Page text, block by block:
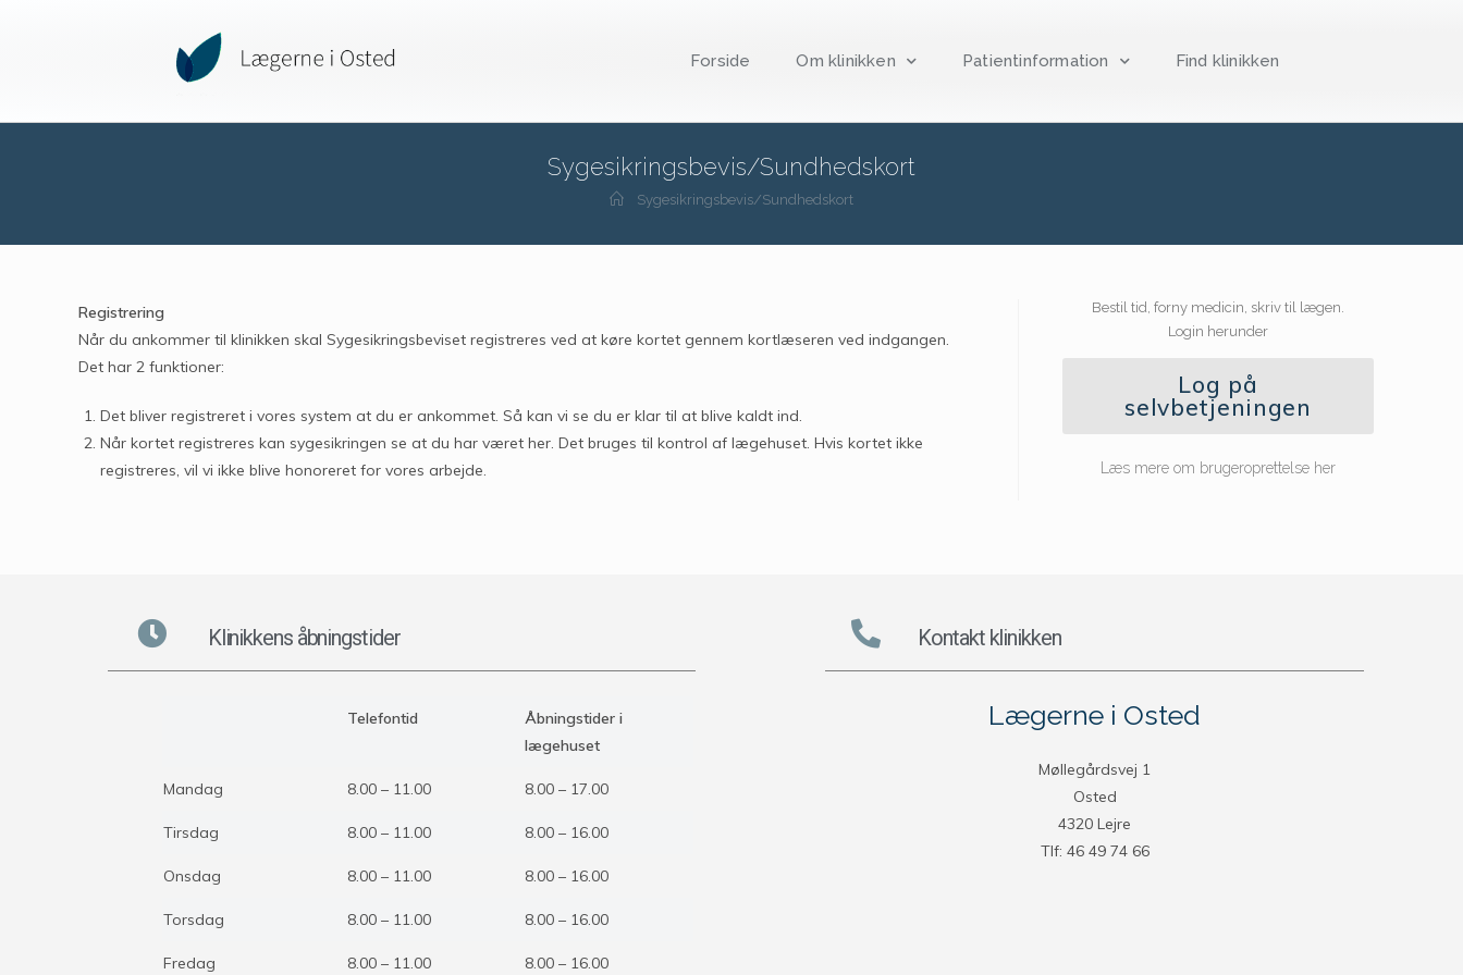
Forside Om klinikken Patientinformation Find klinikken
Sygesikringsbevis/Sundhedskort
Sygesikringsbevis/Sundhedskort
Registrering
Når du ankommer til klinikken skal Sygesikringsbeviset registreres ved at køre kortet gennem kortlæseren ved indgangen.
Det har 2 funktioner:
Det bliver registreret i vores system at du er ankommet. Så kan vi se du er klar til at blive kaldt ind.
Når kortet registreres kan sygesikringen se at du har været her. Det bruges til kontrol af lægehuset. Hvis kortet ikke
registreres, vil vi ikke blive honoreret for vores arbejde.
Bestil tid, forny medicin, skriv til lægen.
Login herunder
Log på
selvbetjeningen
Læs mere om brugeroprettelse her
Klinikkens åbningstider
Telefontid
Åbningstider i
lægehuset
Mandag 8.00 – 11.00 8.00 – 17.00
Tirsdag 8.00 – 11.00 8.00 – 16.00
Onsdag 8.00 – 11.00 8.00 – 16.00
Torsdag 8.00 – 11.00 8.00 – 16.00
Fredag 8.00 – 11.00 8.00 – 16.00
Kontakt klinikken
Lægerne i Osted
Møllegårdsvej 1
Osted
4320 Lejre
Tlf: 46 49 74 66